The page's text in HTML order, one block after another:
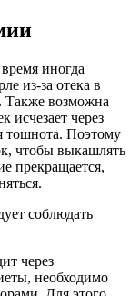
иногда
из-за отека в
Также возможна
исчезает через
тошнота. Поэтому
чтобы выкашлять
прекращается,
соблюдать
через
необходимо